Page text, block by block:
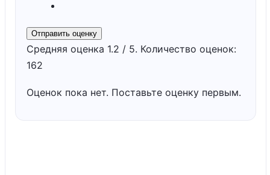
Отправить оценку
Средняя оценка 1.2 / 5. Количество оценок:
162
Оценок пока нет. Поставьте оценку первым.